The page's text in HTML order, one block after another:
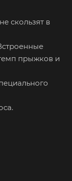
скользят в
прыжков и